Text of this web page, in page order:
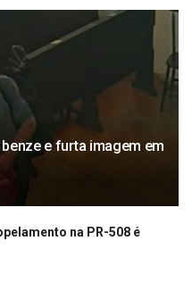
e furta imagem em
na PR-508 é